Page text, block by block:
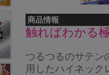
商品情報
触ればわかる
つるつるのサテン
用したハイネック